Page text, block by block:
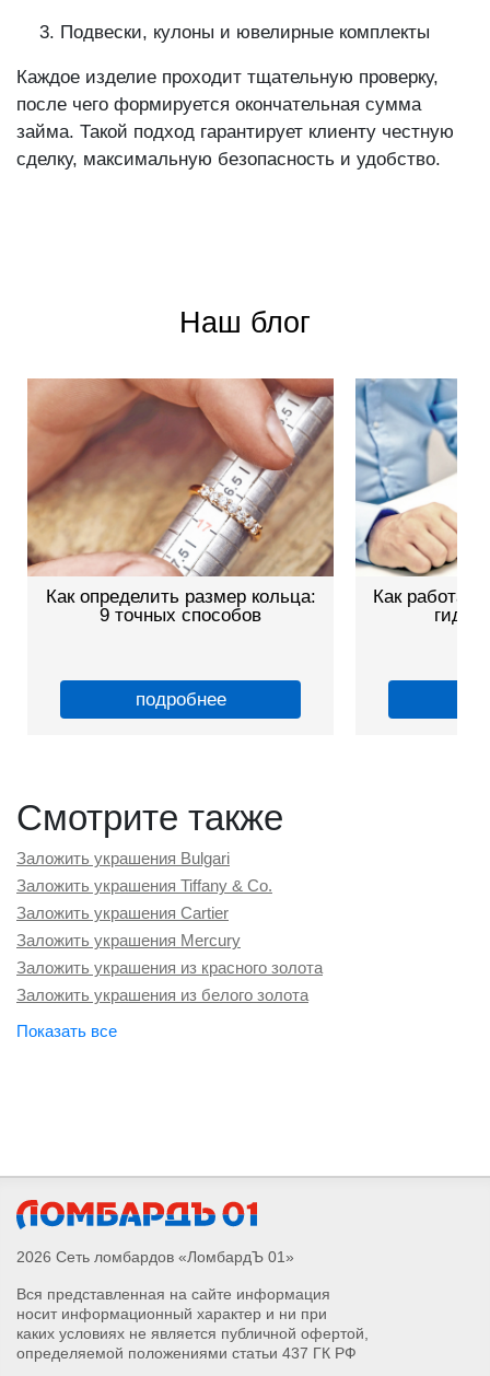
Подвески, кулоны и ювелирные комплекты
Каждое изделие проходит тщательную проверку,
после чего формируется окончательная сумма
займа. Такой подход гарантирует клиенту честную
сделку, максимальную безопасность и удобство.
Наш блог
Как определить размер кольца:
9 точных способов
подробнее
Как
гид
Смотрите также
Заложить украшения Bulgari
Заложить украшения Tiffany & Co.
Заложить украшения Cartier
Заложить украшения Mercury
Заложить украшения из красного золота
Заложить украшения из белого золота
Заложить золотые коронки
Заложить золотое обручальное кольцо
Заложить лом золота
Заложить золотые запонки
Заложить золотые часы
Заложить золотой крестик
2026 Сеть ломбардов «ЛомбардЪ 01»
Вся представленная на сайте информация
носит информационный характер и ни при
каких условиях не является публичной офертой,
определяемой положениями статьи 437 ГК РФ